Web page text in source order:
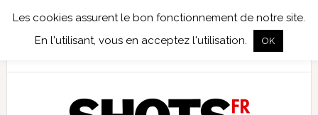
Les cookies assurent le bon fonctionnement de notre site.
En l'utilisant, vous en acceptez l'utilisation.
OK